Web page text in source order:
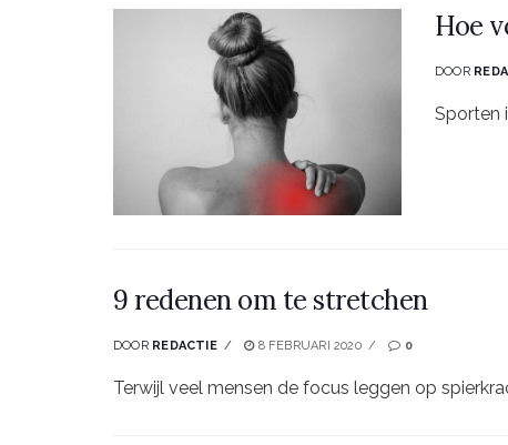
Hoe
DOOR
Sporten
9 redenen om te stretchen
DOOR REDACTIE 8 FEBRUARI 2020 0
Terwijl veel mensen de focus leggen op